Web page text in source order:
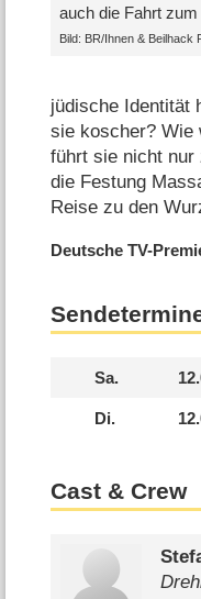
auch die Fahrt zum
Bild: BR/​Ihnen & Beilhack
jüdische Identität
sie koscher? Wie
führt sie nicht nur
die Festung
Reise zu den
Deutsche TV-
Sa.
Di.
Cast & Crew